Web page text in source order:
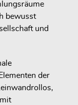
bewusst
und
der
,